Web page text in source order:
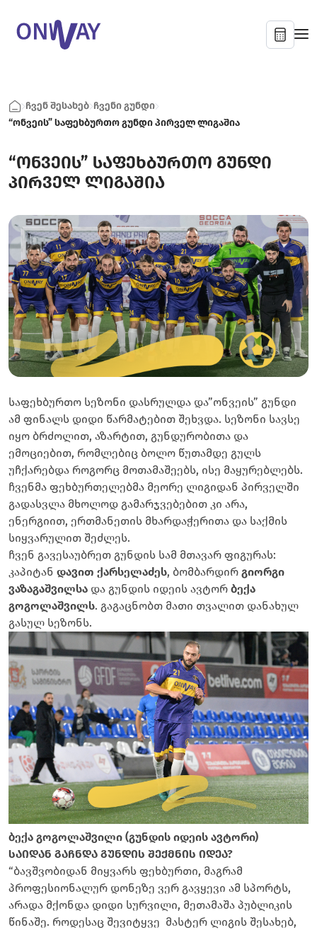
ჩვენ შესახებ ჩვენი გუნდი
“ონვეის” საფეხბურთო გუნდი პირველ ლიგაშია
“ონვეის” საფეხბურთო გუნდი
პირველ ლიგაშია
საფეხბურთო სეზონი დასრულდა და”ონვეის” გუნდი
ამ ფინალს დიდი წარმატებით შეხვდა. სეზონი სავსე
იყო ბრძოლით, აზარტით, გუნდურობითა და
ემოციებით, რომლებიც ბოლო წუთამდე გულს
უჩქარებდა როგორც მოთამაშეებს, ისე მაყურებლებს.
ჩვენმა ფეხბურთელებმა მეორე ლიგიდან პირველში
გადასვლა მხოლოდ გამარჯვებებით კი არა,
ენერგიით, ერთმანეთის მხარდაჭერითა და საქმის
სიყვარულით შეძლეს.
ჩვენ გავესაუბრეთ გუნდის სამ მთავარ ფიგურას:
კაპიტან დავით ქარსელაძეს, ბომბარდირ გიორგი
ვაზაგაშვილსა და გუნდის იდეის ავტორ ბექა
გოგოლაშვილს. გაგაცნობთ მათი თვალით დანახულ
გასულ სეზონს.
ბექა გოგოლაშვილი (გუნდის იდეის ავტორი)
საიდან გაჩნდა გუნდის შექმნის იდეა?
“ბავშვობიდან მიყვარს ფეხბურთი, მაგრამ
პროფესიონალურ დონეზე ვერ გავყევი ამ სპორტს,
არადა მქონდა დიდი სურვილი, მეთამაშა პუბლიკის
წინაშე. როდესაც შევიტყვე მასტერ ლიგის შესახებ,